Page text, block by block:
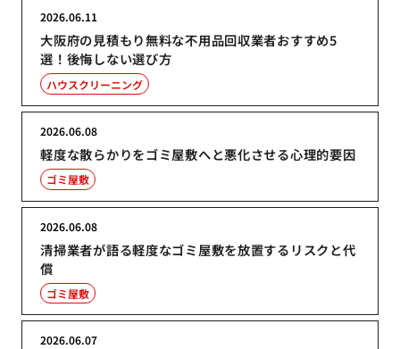
大阪府の見積もり無料な不用品回収業者おすすめ5
選！後悔しない選び方
2026.06.11
ハウスクリーニング
軽度な散らかりをゴミ屋敷へと悪化させる心理的要因
2026.06.08
ゴミ屋敷
清掃業者が語る軽度なゴミ屋敷を放置するリスクと代
償
2026.06.08
ゴミ屋敷
2026.06.07